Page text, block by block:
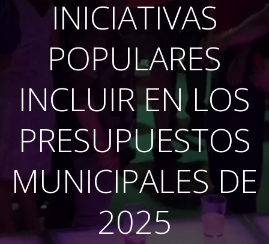
INICIATIVAS
POPULARES
INCLUIR EN LOS
PRESUPUESTOS
MUNICIPALES DE
2025